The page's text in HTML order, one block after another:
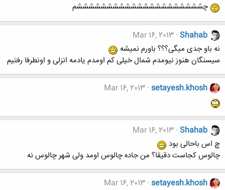
چشششششششششششششششششششششم
Shahab
Mar 16, 2013
نه باو جدی میگی؟؟؟ باورم نمیشه
سیسنگان هنوز نیومدم شمال خیلی کم اومدم یادمه انزلی و اونطرفا رفتیم
setayesh.khosh
Mar 16, 2013
Shahab
Mar 16, 2013
چ اس باحالی بود
چالوس کجاست دقیقا؟ من جاده چالوس اومد ولی شهر چالوس نه
setayesh.khosh
Mar 16, 2013